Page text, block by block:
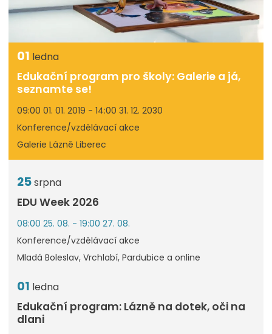
01 ledna
Edukační program pro školy: Galerie a já,
seznamte se!
09:00 01. 01. 2019 - 14:00 31. 12. 2030
Konference/vzdělávací akce
Galerie Lázně Liberec
25srpna
EDU Week 2026
08:00 25. 08. - 19:00 27. 08.
Konference/vzdělávací akce
Mladá Boleslav, Vrchlabí, Pardubice a online
01 ledna
Edukační program: Lázně na dotek, oči na
dlani